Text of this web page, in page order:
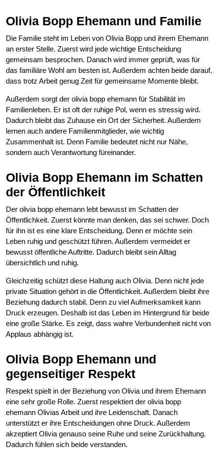
Olivia Bopp Ehemann und Familie
Die Familie steht im Leben von Olivia Bopp und ihrem Ehemann
an erster Stelle. Zuerst wird jede wichtige Entscheidung
gemeinsam besprochen. Danach wird immer geprüft, was für
das familiäre Wohl am besten ist. Außerdem achten beide darauf,
dass trotz Arbeit genug Zeit für gemeinsame Momente bleibt.
Außerdem sorgt der olivia bopp ehemann für Stabilität im
Familienleben. Er ist oft der ruhige Pol, wenn es stressig wird.
Dadurch bleibt das Zuhause ein Ort der Sicherheit. Außerdem
lernen auch andere Familienmitglieder, wie wichtig
Zusammenhalt ist. Denn Familie bedeutet nicht nur Nähe,
sondern auch Verantwortung füreinander.
Olivia Bopp Ehemann im Schatten
der Öffentlichkeit
Der olivia bopp ehemann lebt bewusst im Schatten der
Öffentlichkeit. Zuerst könnte man denken, das sei schwer. Doch
für ihn ist es eine klare Entscheidung. Denn er möchte sein
Leben ruhig und geschützt führen. Außerdem vermeidet er
bewusst öffentliche Auftritte. Dadurch bleibt sein Alltag
übersichtlich und ruhig.
Gleichzeitig schützt diese Haltung auch Olivia. Denn nicht jede
private Situation gehört in die Öffentlichkeit. Außerdem bleibt ihre
Beziehung dadurch stabil. Denn zu viel Aufmerksamkeit kann
Druck erzeugen. Deshalb ist das Leben im Hintergrund für beide
eine große Stärke. Es zeigt, dass wahre Verbundenheit nicht von
Applaus abhängig ist.
Olivia Bopp Ehemann und
gegenseitiger Respekt
Respekt spielt in der Beziehung von Olivia und ihrem Ehemann
eine sehr große Rolle. Zuerst respektiert der olivia bopp
ehemann Olivias Arbeit und ihre Leidenschaft. Danach
unterstützt er ihre Entscheidungen ohne Druck. Außerdem
akzeptiert Olivia genauso seine Ruhe und seine Zurückhaltung.
Dadurch fühlen sich beide verstanden.